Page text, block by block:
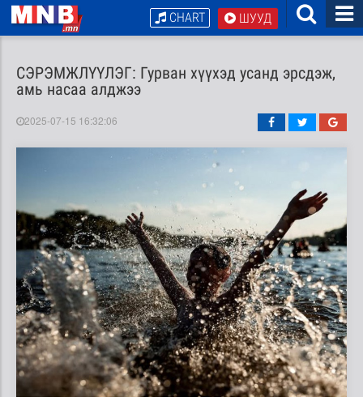
ШУУД
CHART
СЭРЭМЖЛҮҮЛЭГ: Гурван хүүхэд усанд эрсдэж,
амь насаа алджээ
2025-07-15 16:32:06